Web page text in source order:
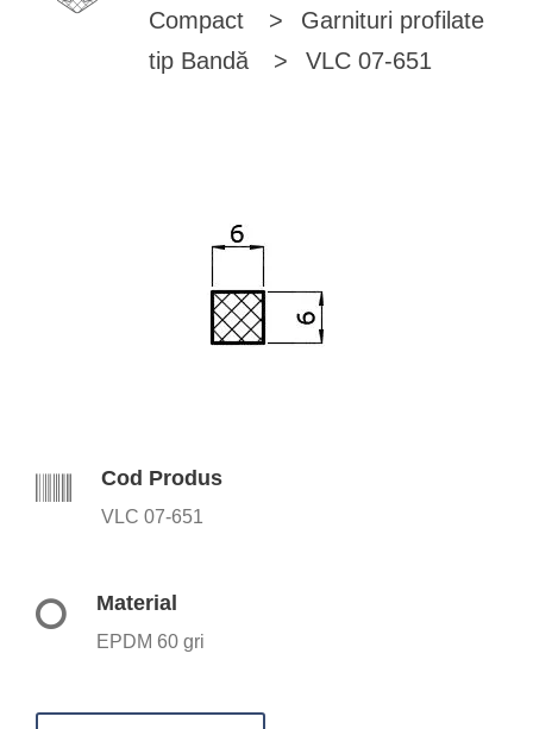
Compact
>
Garnituri profilate
tip Bandă
> VLC 07-651
Cod Produs
VLC 07-651
Material
EPDM 60 gri